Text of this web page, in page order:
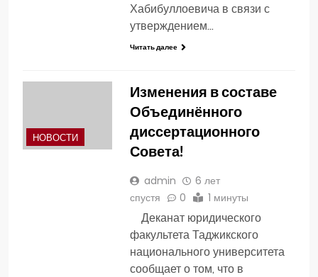
Хабибуллоевича в связи с
утверждением…
Читать далее
НОВОСТИ
Изменения в составе
Объединённого
диссертационного
Совета!
admin
6 лет
спустя
0 1 минуты
Деканат юридического
факультета Таджикского
национального университета
сообщает о том, что в